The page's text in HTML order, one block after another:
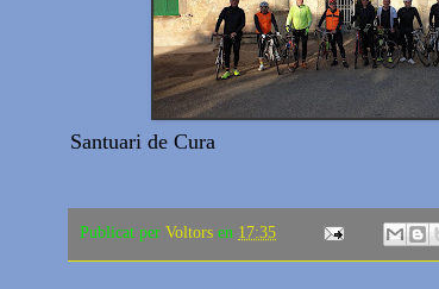
Santuari de Cura
Publicat per Voltors en 17:35